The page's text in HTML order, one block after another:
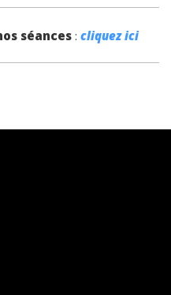
séances : cliquez ici